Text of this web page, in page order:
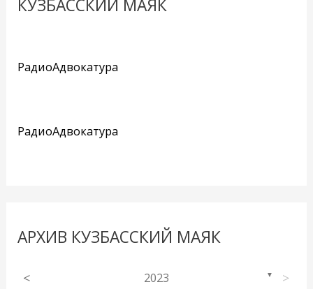
КУЗБАССКИЙ МАЯК
РадиоАдвокатура
РадиоАдвокатура
АРХИВ КУЗБАССКИЙ МАЯК
< 2023 ▼ >